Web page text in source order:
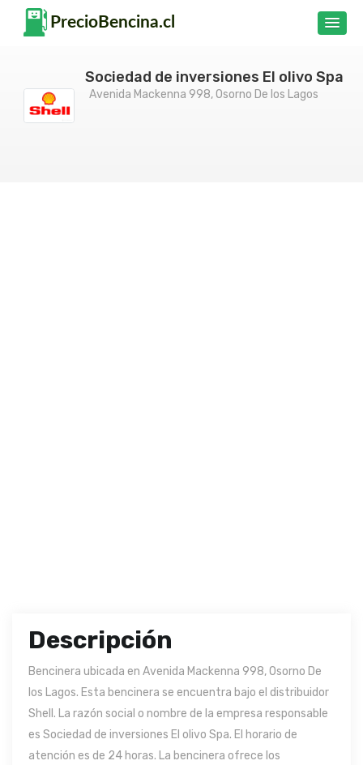
Sociedad de inversiones El olivo Spa
Avenida Mackenna 998, Osorno De los Lagos
Descripción
Bencinera ubicada en Avenida Mackenna 998, Osorno De
los Lagos. Esta bencinera se encuentra bajo el distribuidor
Shell. La razón social o nombre de la empresa responsable
es Sociedad de inversiones El olivo Spa. El horario de
atención es de 24 horas. La bencinera ofrece los